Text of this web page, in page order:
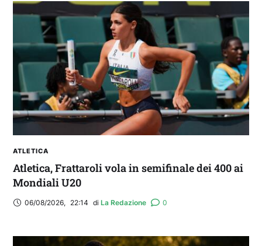
ATLETICA
Atletica, Frattaroli vola in semifinale dei 400 ai
Mondiali U20
06/08/2026, 22:14 di La Redazione 0